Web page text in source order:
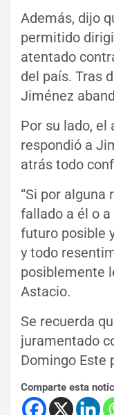
Además, dijo
permitido
atentado
del país. Tras
Jiménez
Por su lado, el
respondió a
atrás todo
“Si por alguna
fallado a él o
futuro posible
y todo
posiblemente
Astacio.
Se recuerda
juramentado
Domingo Este
Comparte esta